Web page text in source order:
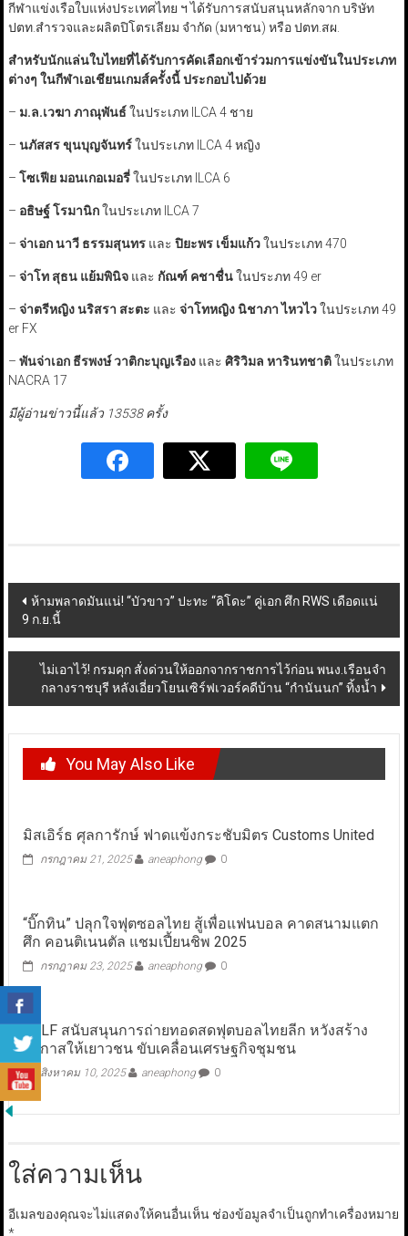
กีฬาแข่งเรือใบแห่งประเทศไทย ฯ ได้รับการสนับสนุนหลักจาก บริษัท
ปตท.สำรวจและผลิตปิโตรเลียม จำกัด (มหาชน) หรือ ปตท.สผ.
สำหรับนักแล่นใบไทยที่ได้รับการคัดเลือกเข้าร่วมการแข่งขันในประเภท
ต่างๆ ในกีฬาเอเชียนเกมส์ครั้งนี้ ประกอบไปด้วย
– ม.ล.เวฆา ภาณุพันธ์ ในประเภท ILCA 4 ชาย
– นภัสสร ขุนบุญจันทร์ในประเภท ILCA 4 หญิง
– โซเฟีย มอนเกอเมอรี่ในประเภท ILCA 6
– อธิษฐ์ โรมานิกในประเภท ILCA 7
– จ่าเอก นาวี ธรรมสุนทรและ ปิยะพร เข็มแก้วในประเภท 470
– จ่าโท สุธน แย้มพินิจและ กัณฑ์ คชาชื่นในประภท 49 er
– จ่าตรีหญิง นริสรา สะตะ และ จ่าโทหญิง นิชาภา ไหวไวในประเภท 49
er FX
– พันจ่าเอก ธีรพงษ์ วาติกะบุญเรืองและ ศิริวิมล หารินทชาติในประเภท
NACRA 17
มีผู้อ่านข่าวนี้แล้ว 13538 ครั้ง
Post
navigation
ห้ามพลาดมันแน่! “บัวขาว” ปะทะ “คิโดะ” คู่เอก ศึก RWS เดือดแน่
9 ก.ย.นี้
ไม่เอาไว้! กรมคุก สั่งด่วนให้ออกจากราชการไว้ก่อน พนง.เรือนจำ
กลางราชบุรี หลังเอี่ยวโยนเซิร์ฟเวอร์คดีบ้าน “กำนันนก” ทิ้งน้ำ
You May Also Like
มิสเอิร์ธ​ ศุลการักษ์​ ​ฟาดแข้ง​กระชับมิตร Customs United
กรกฎาคม 21, 2025 aneaphong 0
“บิ๊กทิน” ปลุกใจฟุตซอลไทย สู้เพื่อแฟนบอล คาดสนามแตก
ศึก คอนติเนนตัล แชมเปี้ยนชิพ 2025
กรกฎาคม 23, 2025 aneaphong 0
GULF สนับสนุนการถ่ายทอดสดฟุตบอลไทยลีก หวังสร้าง
โอกาสให้เยาวชน ขับเคลื่อนเศรษฐกิจชุมชน
สิงหาคม 10, 2025 aneaphong 0
ใส่ความเห็น
อีเมลของคุณจะไม่แสดงให้คนอื่นเห็น ช่องข้อมูลจำเป็นถูกทำเครื่องหมาย